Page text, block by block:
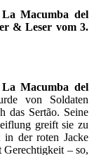
Macumba del
& Leser vom 3.
Macumba del
von Soldaten
das Sertão. Seine
greift sie zu
in der roten Jacke
Gerechtigkeit – so,